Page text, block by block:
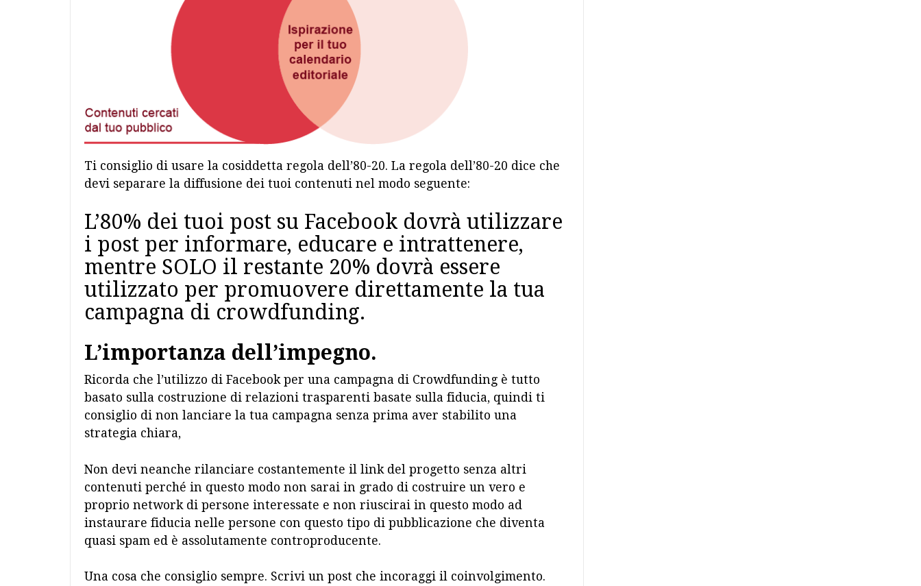
Ti consiglio di usare la cosiddetta regola dell’80-20. La regola dell’80-20 dice che
devi separare la diffusione dei tuoi contenuti nel modo seguente:
L’80% dei tuoi post su Facebook dovrà utilizzare
i post per informare, educare e intrattenere,
mentre SOLO il restante 20% dovrà essere
utilizzato per promuovere direttamente la tua
campagna di crowdfunding.
L’importanza dell’impegno.
Ricorda che l’utilizzo di Facebook per una campagna di Crowdfunding è tutto
basato sulla costruzione di relazioni trasparenti basate sulla fiducia, quindi ti
consiglio di non lanciare la tua campagna senza prima aver stabilito una
strategia chiara,
Non devi neanche rilanciare costantemente il link del progetto senza altri
contenuti perché in questo modo non sarai in grado di costruire un vero e
proprio network di persone interessate e non riuscirai in questo modo ad
instaurare fiducia nelle persone con questo tipo di pubblicazione che diventa
quasi spam ed è assolutamente controproducente.
Una cosa che consiglio sempre. Scrivi un post che incoraggi il coinvolgimento.